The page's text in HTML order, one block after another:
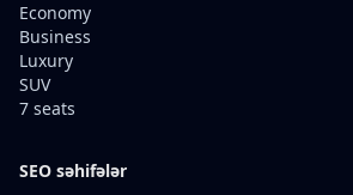
Economy
Business
Luxury
SUV
7 seats
SEO səhifələr